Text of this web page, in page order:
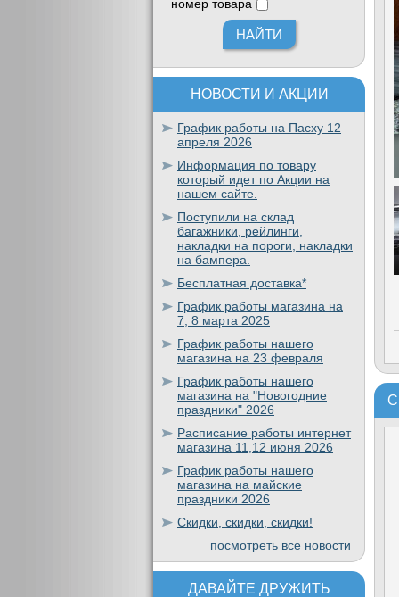
номер товара
НОВОСТИ И АКЦИИ
График работы на Пасху 12
апреля 2026
Информация по товару
который идет по Акции на
нашем сайте.
Поступили на склад
багажники, рейлинги,
накладки на пороги, накладки
на бампера.
Бесплатная доставка*
График работы магазина на
7, 8 марта 2025
График работы нашего
магазина на 23 февраля
График работы нашего
магазина на "Новогодние
праздники" 2026
Расписание работы интернет
магазина 11,12 июня 2026
График работы нашего
магазина на майские
праздники 2026
Скидки, скидки, скидки!
посмотреть все новости
ДАВАЙТЕ ДРУЖИТЬ